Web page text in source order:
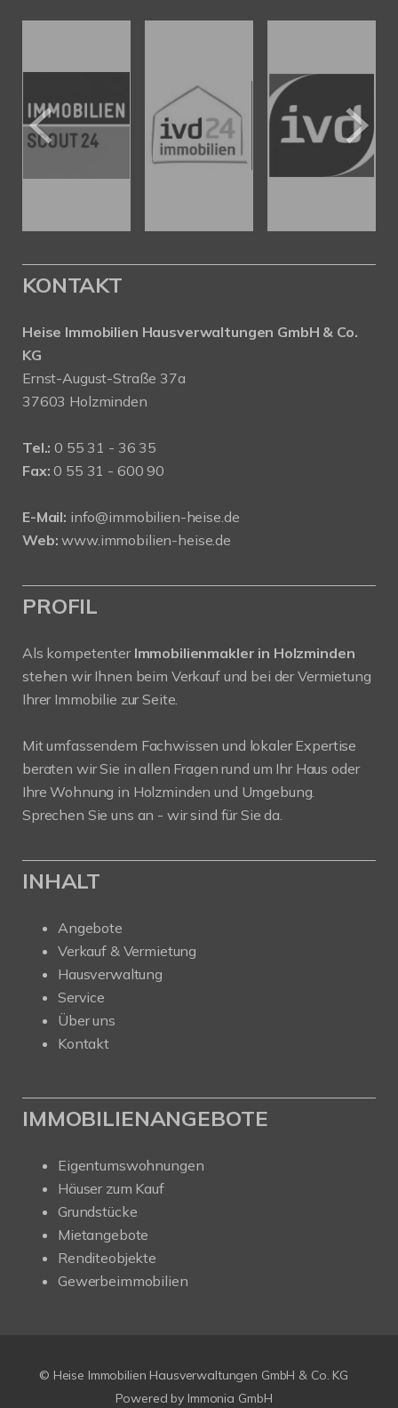
KONTAKT
Heise Immobilien Hausverwaltungen GmbH & Co.
KG
Ernst-August-Straße 37a
37603 Holzminden
Tel.: 0 55 31 - 36 35
Fax: 0 55 31 - 600 90
E-Mail: info@immobilien-heise.de
Web: www.immobilien-heise.de
PROFIL
Als kompetenter Immobilienmakler in Holzminden
stehen wir Ihnen beim Verkauf und bei der Vermietung
Ihrer Immobilie zur Seite.
Mit umfassendem Fachwissen und lokaler Expertise
beraten wir Sie in allen Fragen rund um Ihr Haus oder
Ihre Wohnung in Holzminden und Umgebung.
Sprechen Sie uns an - wir sind für Sie da.
INHALT
Angebote
Verkauf & Vermietung
Hausverwaltung
Service
Über uns
Kontakt
IMMOBILIENANGEBOTE
Eigentumswohnungen
Häuser zum Kauf
Grundstücke
Mietangebote
Renditeobjekte
Gewerbeimmobilien
© Heise Immobilien Hausverwaltungen GmbH & Co. KG
Powered by Immonia GmbH